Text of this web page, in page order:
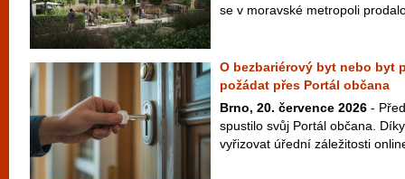
se v moravské metropoli
O bezbariérový byt nebo byt
požádat přes Portál občana
Brno, 20. července 2026 -
spustilo svůj Portál občana.
vyřizovat úřední záležitosti